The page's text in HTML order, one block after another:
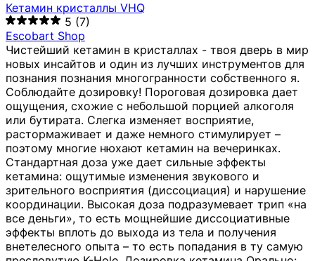
Кетамин кристаллы VHQ
5 (7)
Escobart Shop
Чистейший кетамин в кристаллах - твоя дверь в мир
новых инсайтов и один из лучших инструментов для
познания познания многогранности собственного я.
Соблюдайте дозировку! Пороговая дозировка дает
ощущения, схожие с небольшой порцией алкоголя
или бутирата. Слегка изменяет восприятие,
растормаживает и даже немного стимулирует –
поэтому многие нюхают кетамин на вечеринках.
Стандартная доза уже дает сильные эффекты
кетамина: ощутимые изменения звукового и
зрительного восприятия (диссоциация) и нарушение
координации. Высокая доза подразумевает трип «на
все деньги», то есть мощнейшие диссоциативные
эффекты вплоть до выхода из тела и получения
внетелесного опыта – то есть попадания в ту самую